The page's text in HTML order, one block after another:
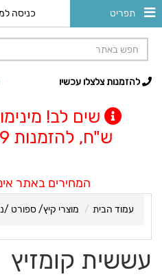
תפריט כניסה
להזמנות צלצלו עכשיו
ש"ח, להזמנות 08-8564549
המחירים באתר
עמוד הבית מוצרי קיץ/ ספורט /
עששית קומזיץ